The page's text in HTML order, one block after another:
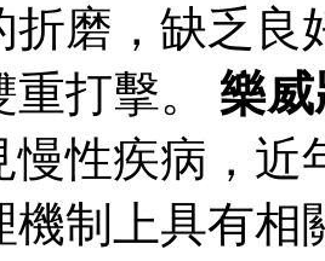
折磨，缺乏良
打擊。 樂威
慢性疾病，近
機制上具有相